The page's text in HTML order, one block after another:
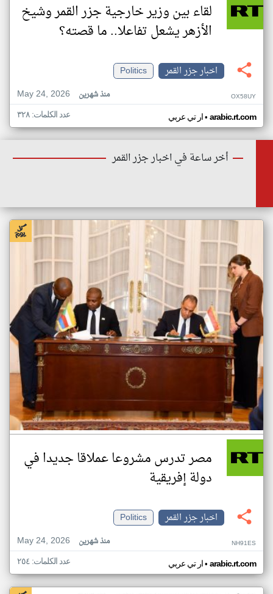
لقاء بين وزير خارجية جزر القمر وشيخ
الأزهر يشعل تفاعلا.. ما قصته؟
اخبار جزر القمر
Politics
May 24, 2026
منذ شهرين OX58UY
ار تي عربي• arabic.rt.com عدد الكلمات: ٣٢٨
أخر ساعة في اخبار جزر القمر
مصر تدرس مشروعا عملاقا جديدا في
دولة إفريقية
اخبار جزر القمر
Politics
May 24, 2026
منذ شهرين NH91ES
ار تي عربي• arabic.rt.com عدد الكلمات: ٢٥٤